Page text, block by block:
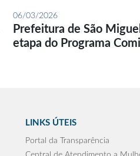
06/03/2026
Prefeitura de São
etapa do Programa
LINKS ÚTEIS
Portal da Transparência